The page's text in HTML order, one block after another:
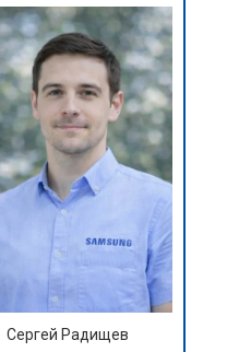
Сергей Радищев